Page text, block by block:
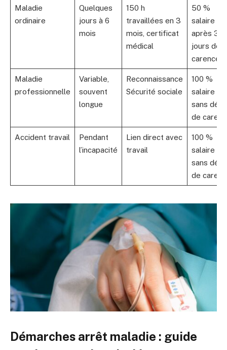
Maladie
ordinaire
Quelques
jours à 6
mois
150 h
travaillées en 3
mois, certificat
médical
50 %
salaire
après 3
jours de
carence
Maladie
professionnelle
Variable,
souvent
longue
Reconnaissance
Sécurité sociale
100 %
salaire
sans délai
de
Accident travail
Pendant
l’incapacité
Lien direct avec
travail
100 %
salaire
sans délai
de
Démarches arrêt maladie : guide